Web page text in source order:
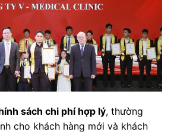
sách chi phí hợp lý, thường
cho khách hàng mới và khách